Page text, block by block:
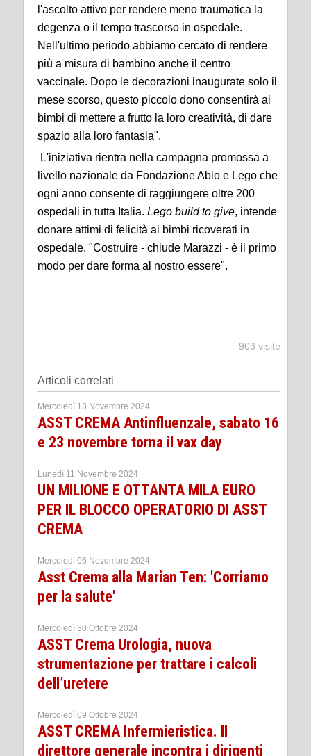
l'ascolto attivo per rendere meno traumatica la
degenza o il tempo trascorso in ospedale.
Nell'ultimo periodo abbiamo cercato di rendere
più a misura di bambino anche il centro
vaccinale. Dopo le decorazioni inaugurate solo il
mese scorso, questo piccolo dono consentirà ai
bimbi di mettere a frutto la loro creatività, di dare
spazio alla loro fantasia".
L'iniziativa rientra nella campagna promossa a
livello nazionale da Fondazione Abio e Lego che
ogni anno consente di raggiungere oltre 200
ospedali in tutta Italia. Lego build to give, intende
donare attimi di felicità ai bimbi ricoverati in
ospedale. "Costruire - chiude Marazzi - è il primo
modo per dare forma al nostro essere".
903 visite
Articoli correlati
Mercoledì 13 Novembre 2024
ASST CREMA Antinfluenzale, sabato 16
e 23 novembre torna il vax day
Lunedì 11 Novembre 2024
UN MILIONE E OTTANTA MILA EURO
PER IL BLOCCO OPERATORIO DI ASST
CREMA
Mercoledì 06 Novembre 2024
Asst Crema alla Marian Ten: 'Corriamo
per la salute'
Mercoledì 30 Ottobre 2024
ASST Crema Urologia, nuova
strumentazione per trattare i calcoli
dell’uretere
Mercoledì 09 Ottobre 2024
ASST CREMA Infermieristica. Il
direttore generale incontra i dirigenti